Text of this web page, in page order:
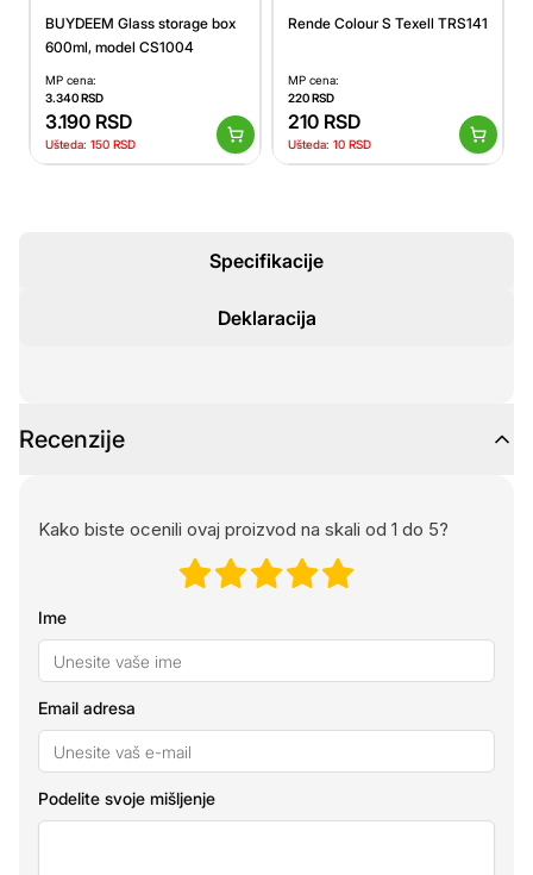
BUYDEEM Glass storage box
600ml, model CS1004
MP cena:
3.340RSD
3.190 RSD
Ušteda: 150 RSD
Rende Colour S Texell TRS141
MP cena:
220RSD
210 RSD
Ušteda: 10 RSD
Specifikacije
Deklaracija
Recenzije
Kako biste ocenili ovaj proizvod na skali od 1 do 5?
Ime
Email adresa
Podelite svoje mišljenje